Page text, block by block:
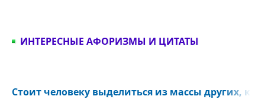
ИНТЕРЕСНЫЕ АФОРИЗМЫ И ЦИТАТЫ
Стоит человеку выделиться из массы других, как